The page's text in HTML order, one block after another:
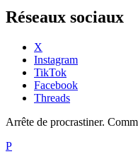
Réseaux sociaux
X
Instagram
TikTok
Facebook
Threads
Arrête de procrastiner.
P